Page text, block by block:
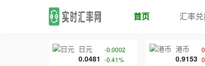
首页 汇率
日元
0.0481
-0.0002
-0.41%
港币
0.9153